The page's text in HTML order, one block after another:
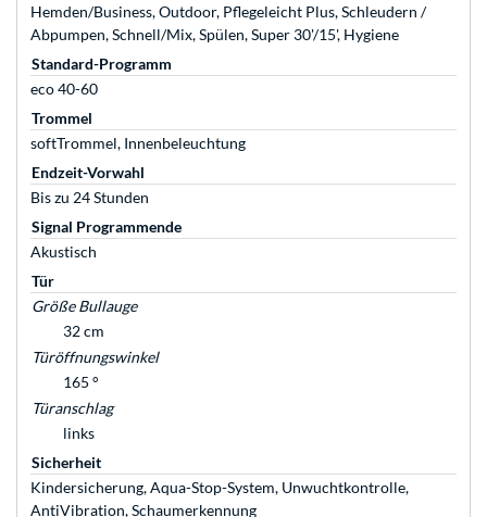
Hemden/Business, Outdoor, Pflegeleicht Plus, Schleudern /
Abpumpen, Schnell/Mix, Spülen, Super 30'/15', Hygiene
Standard-Programm
eco 40-60
Trommel
softTrommel, Innenbeleuchtung
Endzeit-Vorwahl
Bis zu 24 Stunden
Signal Programmende
Akustisch
Tür
Größe Bullauge
32 cm
Türöffnungswinkel
165 °
Türanschlag
links
Sicherheit
Kindersicherung, Aqua-Stop-System, Unwuchtkontrolle,
AntiVibration, Schaumerkennung